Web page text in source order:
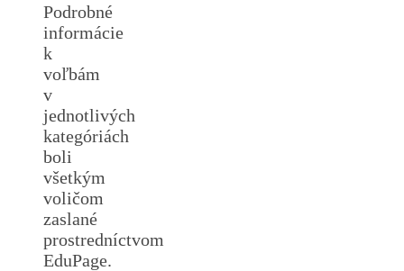
Podrobné
informácie
k
voľbám
v
jednotlivých
kategóriách
boli
všetkým
voličom
zaslané
prostredníctvom
EduPage.